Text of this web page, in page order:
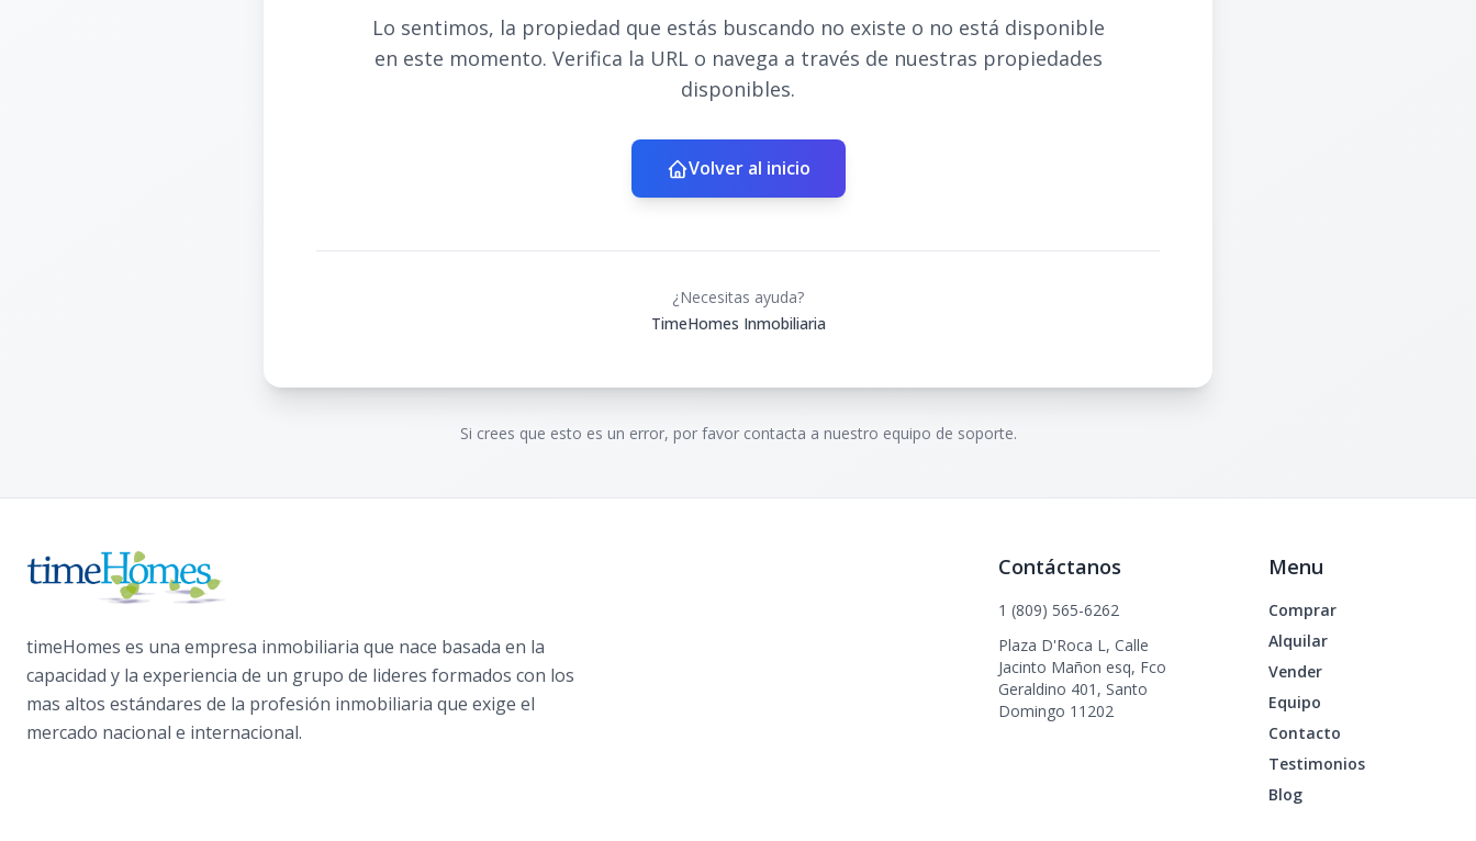
Lo sentimos, la propiedad que estás buscando no existe o no está disponible
en este momento. Verifica la URL o navega a través de nuestras propiedades
disponibles.
Volver al inicio
¿Necesitas ayuda?
TimeHomes Inmobiliaria
Si crees que esto es un error, por favor contacta a nuestro equipo de soporte.
timeHomes es una empresa inmobiliaria que nace basada en la
capacidad y la experiencia de un grupo de lideres formados con los
mas altos estándares de la profesión inmobiliaria que exige el
mercado nacional e internacional.
Contáctanos
1 (809) 565-6262
Plaza D'Roca L, Calle
Jacinto Mañon esq, Fco
Geraldino 401, Santo
Domingo 11202
Menu
Comprar
Alquilar
Vender
Equipo
Contacto
Testimonios
Blog